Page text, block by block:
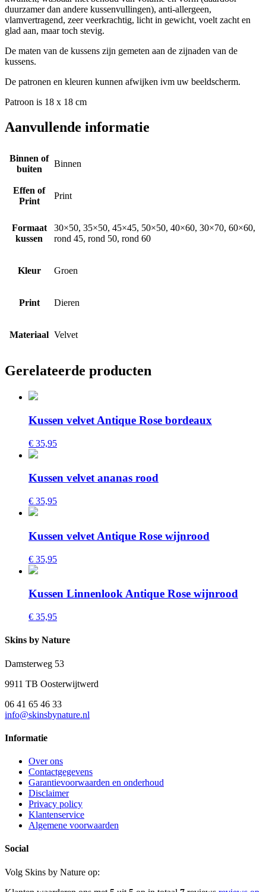
duurzamer dan andere kussenvullingen), anti-allergeen,
vlamvertragend, zeer veerkrachtig, licht in gewicht, voelt zacht en
glad aan, maar toch stevig.
De maten van de kussens zijn gemeten aan de zijnaden van de
kussens.
De patronen en kleuren kunnen afwijken ivm uw beeldscherm.
Patroon is 18 x 18 cm
Aanvullende informatie
Binnen of
buiten
Binnen
Effen of
Print
Print
Formaat
kussen
30×50, 35×50, 45×45, 50×50, 40×60, 30×70, 60×60,
rond 45, rond 50, rond 60
Kleur Groen
Print Dieren
Materiaal Velvet
Gerelateerde producten
Kussen velvet Antique Rose bordeaux
€ 35,95
Kussen velvet ananas rood
€ 35,95
Kussen velvet Antique Rose wijnrood
€ 35,95
Kussen Linnenlook Antique Rose wijnrood
€ 35,95
Skins by Nature
Damsterweg 53
9911 TB Oosterwijtwerd
06 41 65 46 33
info@skinsbynature.nl
Informatie
Over ons
Contactgegevens
Garantievoorwaarden en onderhoud
Disclaimer
Privacy policy
Klantenservice
Algemene voorwaarden
Social
Volg Skins by Nature op: